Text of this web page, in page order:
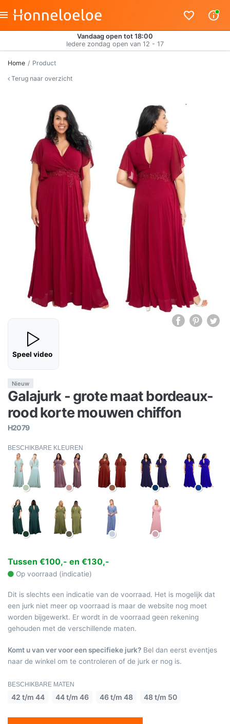
Vandaag open tot 18:00
Iedere zondag open van 12 - 17
Home
Product
Terug naar overzicht
Speel video
Nieuw
Galajurk - grote maat bordeaux-
rood korte mouwen chiffon
H2079
BESCHIKBARE KLEUREN
Tussen €100,- en €130,-
Op voorraad (indicatie)
Dit is slechts een indicatie van de voorraad. Het is mogelijk dat
een jurk niet meer op voorraad is maar de website nog moet
worden bijgewerkt. Er wordt in de voorraad geen rekening
gehouden met de verschillende maten.
Komt u van ver voor een specifieke jurk? Bel dan eerst eventjes
naar de winkel om te controleren of de jurk er nog is.
BESCHIKBARE MATEN
42 t/m 44 44 t/m 46 46 t/m 48 48 t/m 50